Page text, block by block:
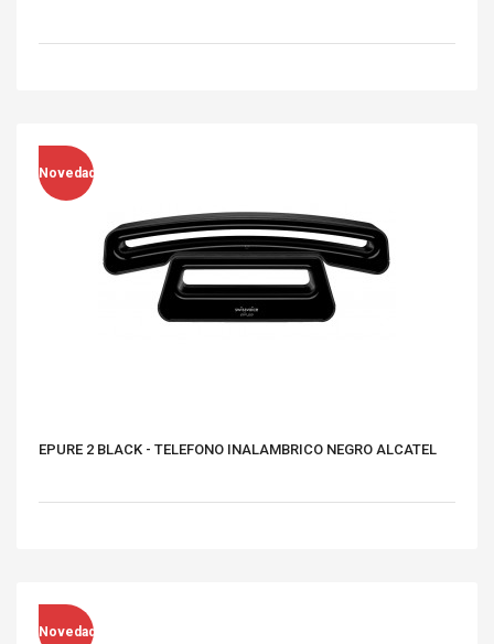
Novedad
EPURE 2 BLACK - TELEFONO INALAMBRICO NEGRO ALCATEL
Novedad